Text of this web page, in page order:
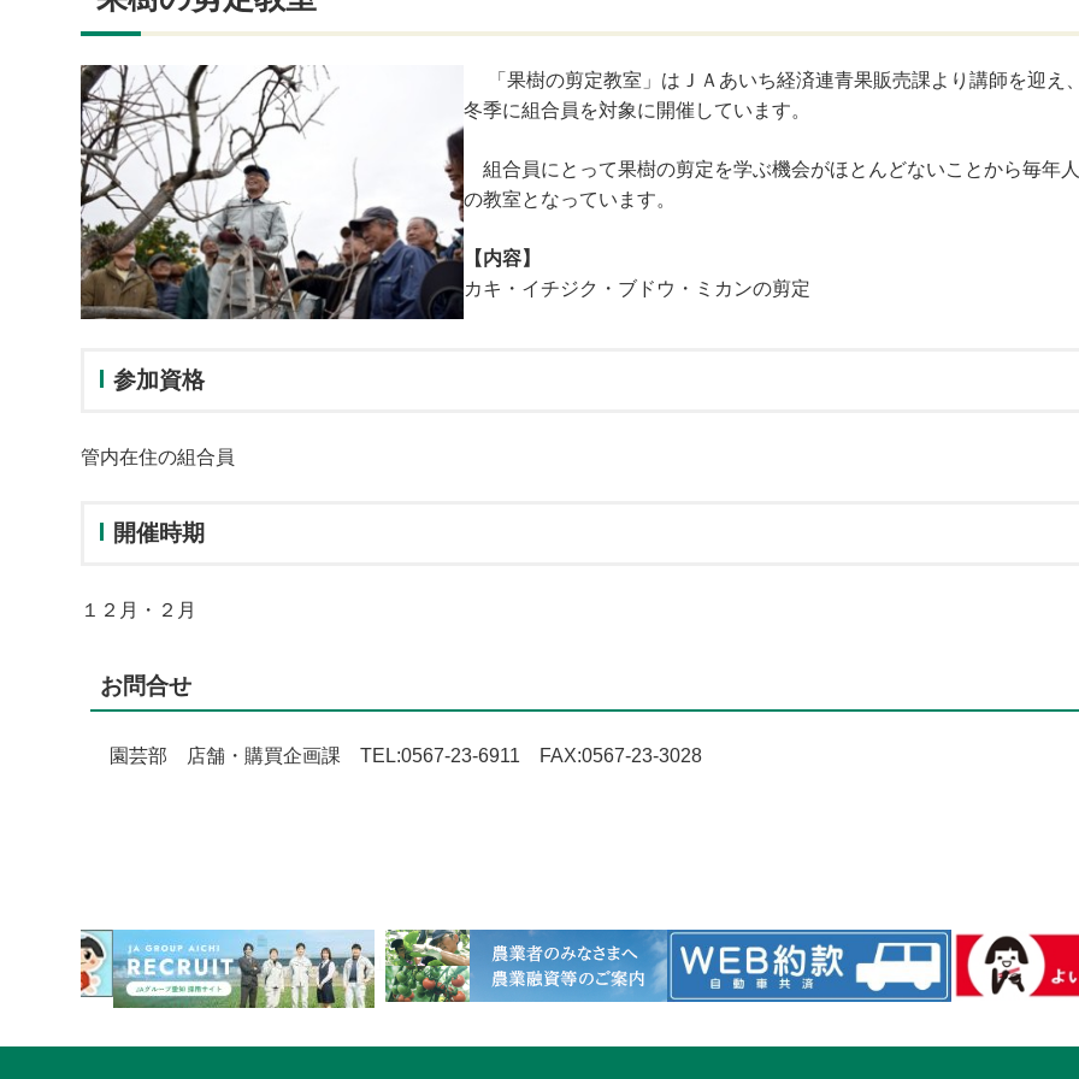
「果樹の剪定教室」はＪＡあいち経済連青果販売課より講師を迎え
冬季に組合員を対象に開催しています。
組合員にとって果樹の剪定を学ぶ機会がほとんどないことから毎年
の教室となっています。
【内容】
カキ・イチジク・ブドウ・ミカンの剪定
参加資格
管内在住の組合員
開催時期
１２月・２月
お問合せ
園芸部 店舗・購買企画課 TEL:0567-23-6911 FAX:0567-23-3028
1